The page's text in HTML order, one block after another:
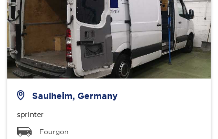
Saulheim, Germany
sprinter
Fourgon